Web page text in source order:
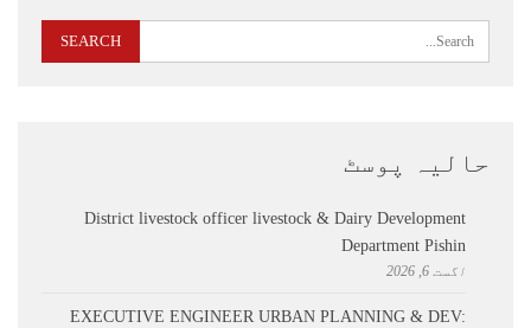
حالیہ پوسٹ
District livestock officer livestock & Dairy Development
Department Pishin
اگست 6, 2026
EXECUTIVE ENGINEER URBAN PLANNING & DEV: